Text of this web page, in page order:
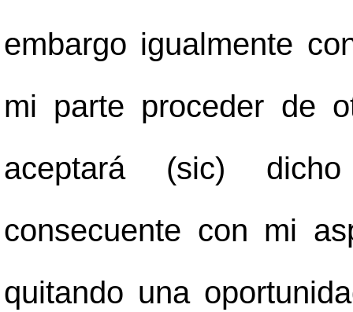
embargo igualmente
mi parte proceder de
aceptará (sic)
consecuente con mi
quitando una